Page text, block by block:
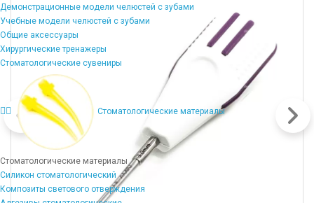
Демонстрационные модели челюстей с зубами
Учебные модели челюстей с зубами
Общие аксессуары
Хирургические тренажеры
Стоматологические сувениры
Стоматологические материалы
Стоматологические материалы
Силикон стоматологический
Композиты светового отверждения